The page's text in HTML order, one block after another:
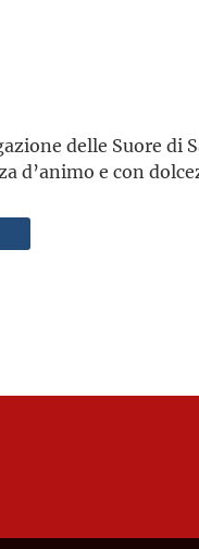
delle Suore di
e con